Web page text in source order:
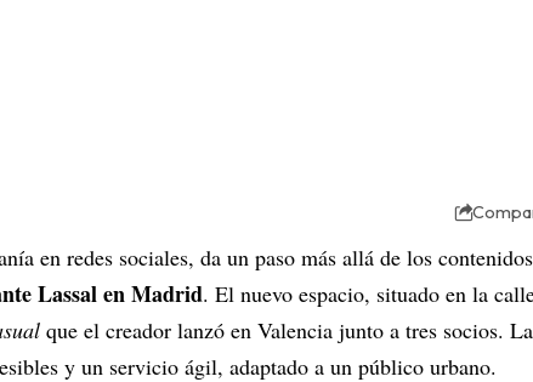
en redes sociales, da un paso más allá de los
Lassal en Madrid. El nuevo espacio, situado en la
que el creador lanzó en Valencia junto a tres socios.
y un servicio ágil, adaptado a un público urbano.